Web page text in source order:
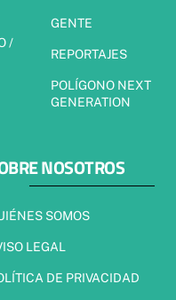
/
GENTE
REPORTAJES
POLÍGONO NEXT
GENERATION
NOSOTROS
SOMOS
LEGAL
DE PRIVACIDAD